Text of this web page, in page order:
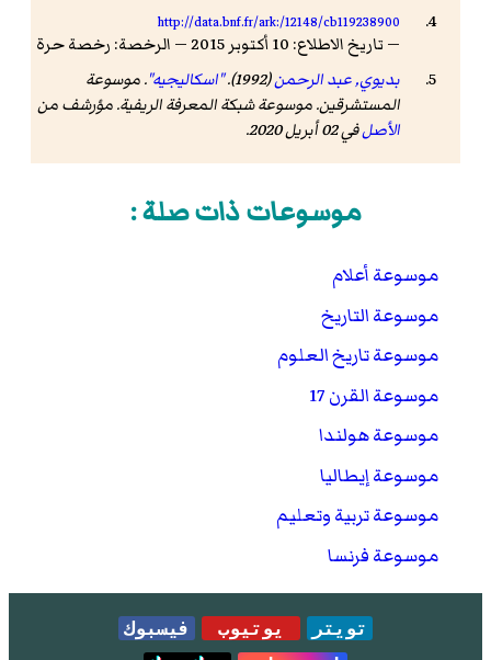
http://data.bnf.fr/ark:/12148/cb119238900
— تاريخ الاطلاع: 10 أكتوبر 2015 — الرخصة: رخصة حرة
بديوي, عبد الرحمن(1992). "اسكاليجيه".موسوعة
المستشرقين. موسوعة شبكة المعرفة الريفية. مؤرشف من
الأصلفي 02 أبريل 2020 .
موسوعات ذات صلة :
موسوعة أعلام
موسوعة التاريخ
موسوعة تاريخ العلوم
موسوعة القرن 17
موسوعة هولندا
موسوعة إيطاليا
موسوعة تربية وتعليم
موسوعة فرنسا
تويتر يوتيوب
فيسبوك